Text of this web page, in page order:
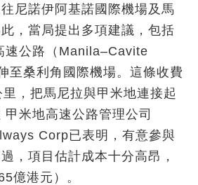
尼諾伊阿基諾國際機場及馬
，當局提出多項建議，包括
速公路（Manila–Cavite
至桑利角國際機場。這條收費
，把馬尼拉與甲米地連接起
米地高速公路管理公司
Corp已表明，有意參與
，項目估計成本十分高昂，
億港元）。